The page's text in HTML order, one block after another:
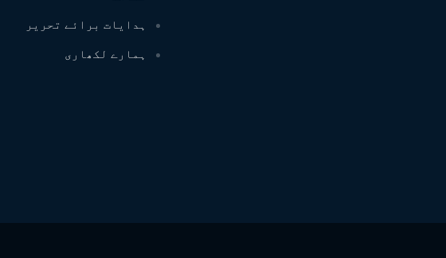
ہدایات برائے تحریر
ہمارے لکھاری